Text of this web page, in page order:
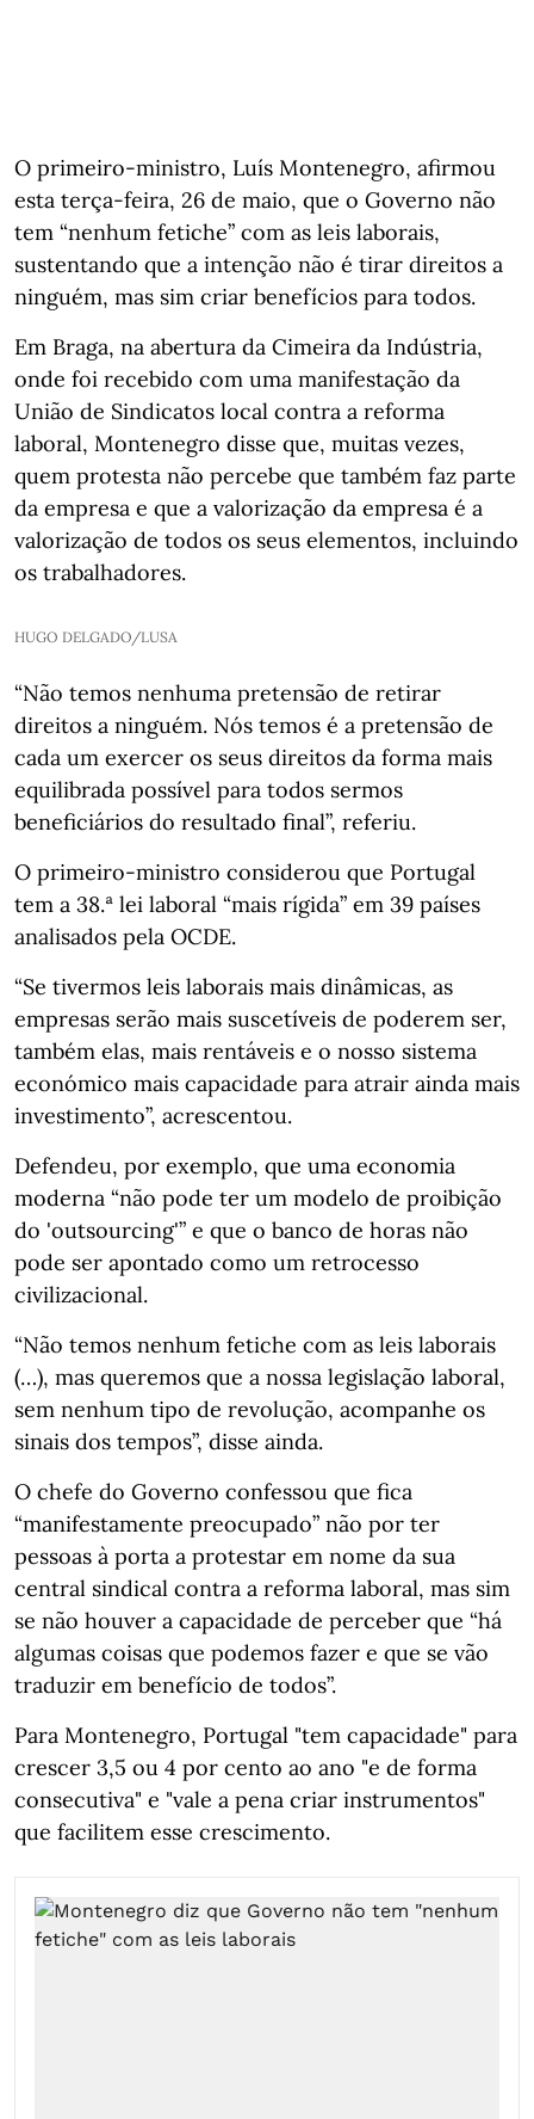
O primeiro-ministro, Luís Montenegro, afirmou
esta terça-feira, 26 de maio, que o Governo não
tem “nenhum fetiche” com as leis laborais,
sustentando que a intenção não é tirar direitos a
ninguém, mas sim criar benefícios para todos.
Em Braga, na abertura da Cimeira da Indústria,
onde foi recebido com uma manifestação da
União de Sindicatos local contra a reforma
laboral, Montenegro disse que, muitas vezes,
quem protesta não percebe que também faz parte
da empresa e que a valorização da empresa é a
valorização de todos os seus elementos, incluindo
os trabalhadores.
HUGO DELGADO/LUSA
“Não temos nenhuma pretensão de retirar
direitos a ninguém. Nós temos é a pretensão de
cada um exercer os seus direitos da forma mais
equilibrada possível para todos sermos
beneficiários do resultado final”, referiu.
O primeiro-ministro considerou que Portugal
tem a 38.ª lei laboral “mais rígida” em 39 países
analisados pela OCDE.
“Se tivermos leis laborais mais dinâmicas, as
empresas serão mais suscetíveis de poderem ser,
também elas, mais rentáveis e o nosso sistema
económico mais capacidade para atrair ainda mais
investimento”, acrescentou.
Defendeu, por exemplo, que uma economia
moderna “não pode ter um modelo de proibição
do 'outsourcing'” e que o banco de horas não
pode ser apontado como um retrocesso
civilizacional.
“Não temos nenhum fetiche com as leis laborais
(…), mas queremos que a nossa legislação laboral,
sem nenhum tipo de revolução, acompanhe os
sinais dos tempos”, disse ainda.
O chefe do Governo confessou que fica
“manifestamente preocupado” não por ter
pessoas à porta a protestar em nome da sua
central sindical contra a reforma laboral, mas sim
se não houver a capacidade de perceber que “há
algumas coisas que podemos fazer e que se vão
traduzir em benefício de todos”.
Para Montenegro, Portugal "tem capacidade" para
crescer 3,5 ou 4 por cento ao ano "e de forma
consecutiva" e "vale a pena criar instrumentos"
que facilitem esse crescimento.